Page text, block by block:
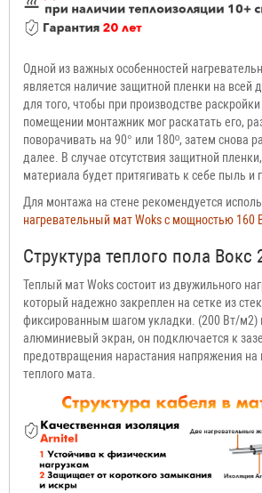
Одной из важных особенностей
является наличие защитной пленки на всей
для того, чтобы при производстве
помещении монтажник мог раскатать его,
поворачивать на 90° или 180º, затем снова
далее. В случае отсутствия защитной
материала будет притягивать к себе пыль и
Для монтажа на стене рекомендуется
нагревательный мат Woks с мощностью 160
Структура теплого пола Вокс
Теплый мат Woks состоит из двужильного
который надежно закреплен на сетке из
фиксированным шагом укладки. (200 Вт/м2)
алюминиевый экран, он подключается к
предотвращения нарастания напряжения на
теплого мата.